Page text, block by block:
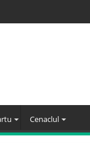
Cenaclul